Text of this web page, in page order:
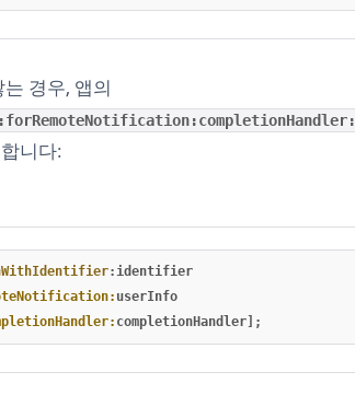
경우, 앱의
니다:
:identifier
userInfo
completionHandler ];